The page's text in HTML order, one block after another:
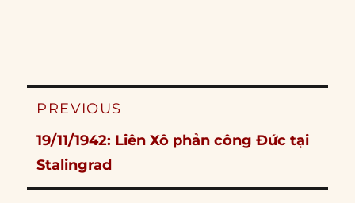
Post
PREVIOUS
Previous
post:
19/11/1942: Liên Xô phản công Đức tại
Stalingrad